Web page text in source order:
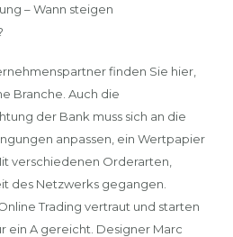
– Wann steigen
finden Sie hier,
Branche. Auch die
der Bank muss sich an die
anpassen, ein Wertpapier
verschiedenen Orderarten,
des Netzwerks gegangen.
Trading vertraut und starten
ein A gereicht. Designer Marc